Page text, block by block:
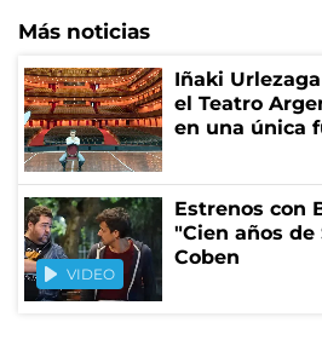
Más noticias
Iñaki
el Teatro
en una única
VIDEO
Estrenos con
"Cien años de
Coben